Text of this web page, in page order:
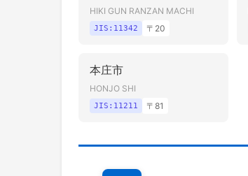
HIKI GUN RANZAN MACHI
JIS: 11342 〒 20
本庄市
HONJO SHI
JIS: 11211 〒 81